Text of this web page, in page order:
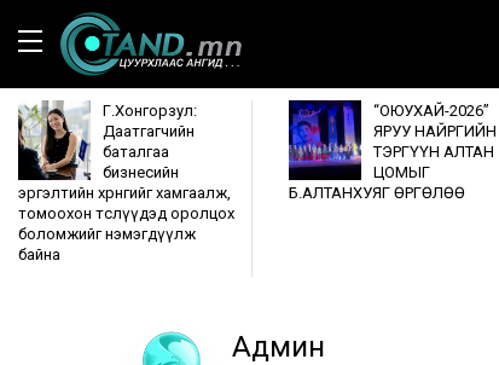
Г.Хонгорзул:
Даатгагчийн
баталгаа
бизнесийн
эргэлтийн хөрөнгийг хамгаалж,
томоохон төслүүдэд оролцох
боломжийг нэмэгдүүлж
байна
“ОЮУХАЙ-2026”
ЯРУУ НАЙРГИЙН
ТЭРГҮҮН АЛТАН
ЦОМЫГ
Б.АЛТАНХУЯГ ӨРГӨЛӨӨ
Админ